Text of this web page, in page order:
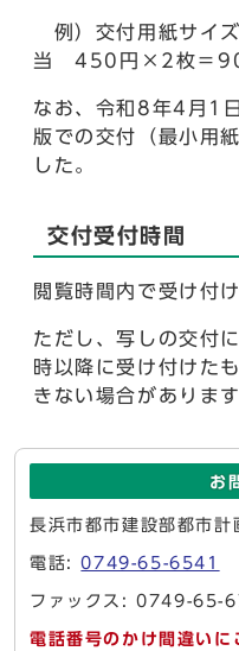
例）交付用紙サイ
当 450円×2枚＝
なお、令和8年4月1
版での交付（最小用
した。
交付受付時間
閲覧時間内で受け付け
ただし、写しの交付
時以降に受け付けた
きない場合があります
お
長浜市都市建設部都市計
電話:0749-65-6541
ファックス: 0749-65-
電話番号のかけ間違いに